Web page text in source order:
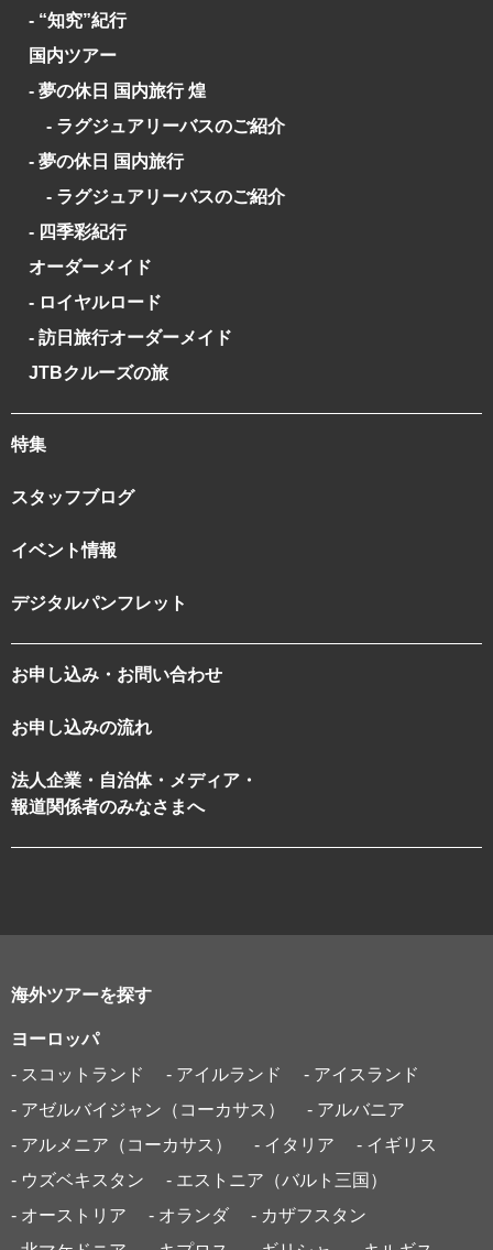
- “知究”紀行
国内ツアー
- 夢の休日 国内旅行 煌
- ラグジュアリーバスのご紹介
- 夢の休日 国内旅行
- ラグジュアリーバスのご紹介
- 四季彩紀行
オーダーメイド
- ロイヤルロード
- 訪日旅行オーダーメイド
JTBクルーズの旅
特集
スタッフブログ
イベント情報
デジタルパンフレット
お申し込み・お問い合わせ
お申し込みの流れ
法人企業・自治体・メディア・
報道関係者のみなさまへ
海外ツアーを探す
ヨーロッパ
- スコットランド
- アイルランド
- アイスランド
- アゼルバイジャン（コーカサス）
- アルバニア
- アルメニア（コーカサス）
- イタリア
- イギリス
- ウズベキスタン
- エストニア（バルト三国）
- オーストリア
- オランダ
- カザフスタン